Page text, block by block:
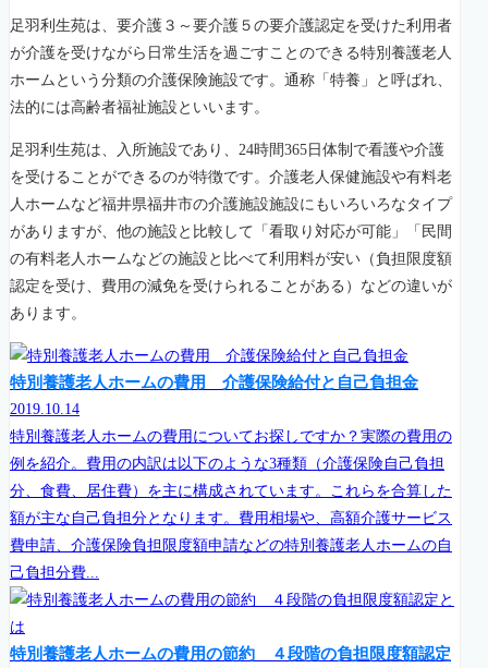
足羽利生苑は、要介護３～要介護５の要介護認定を受けた利用者
が介護を受けながら日常生活を過ごすことのできる特別養護老人
ホームという分類の介護保険施設です。通称「特養」と呼ばれ、
法的には高齢者福祉施設といいます。
足羽利生苑は、入所施設であり、24時間365日体制で看護や介護
を受けることができるのが特徴です。介護老人保健施設や有料老
人ホームなど福井県福井市の介護施設施設にもいろいろなタイプ
がありますが、他の施設と比較して「看取り対応が可能」「民間
の有料老人ホームなどの施設と比べて利用料が安い（負担限度額
認定を受け、費用の減免を受けられることがある）などの違いが
あります。
特別養護老人ホームの費用 介護保険給付と自己負担金
2019.10.14
特別養護老人ホームの費用についてお探しですか？実際の費用の
例を紹介。費用の内訳は以下のような3種類（介護保険自己負担
分、食費、居住費）を主に構成されています。これらを合算した
額が主な自己負担分となります。費用相場や、高額介護サービス
費申請、介護保険負担限度額申請などの特別養護老人ホームの自
己負担分費...
特別養護老人ホームの費用の節約 ４段階の負担限度額認定